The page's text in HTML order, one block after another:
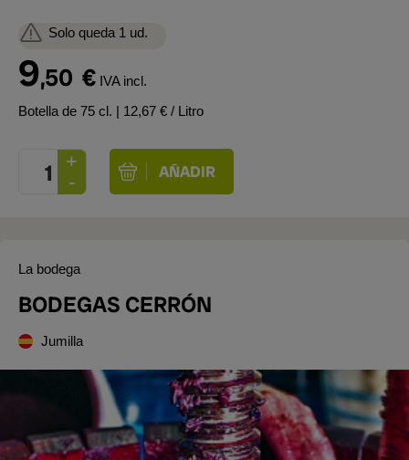
Solo queda 1 ud.
9,50 € IVA incl.
Botella de 75 cl. | 12,67 € / Litro
La bodega
BODEGAS CERRÓN
Jumilla